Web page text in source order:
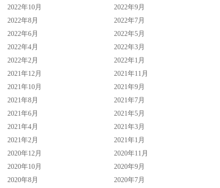
2022年10月
2022年9月
2022年8月
2022年7月
2022年6月
2022年5月
2022年4月
2022年3月
2022年2月
2022年1月
2021年12月
2021年11月
2021年10月
2021年9月
2021年8月
2021年7月
2021年6月
2021年5月
2021年4月
2021年3月
2021年2月
2021年1月
2020年12月
2020年11月
2020年10月
2020年9月
2020年8月
2020年7月